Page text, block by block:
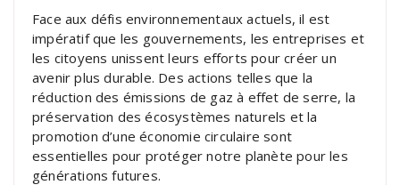
Face aux défis environnementaux actuels, il est
impératif que les gouvernements, les entreprises et
les citoyens unissent leurs efforts pour créer un
avenir plus durable. Des actions telles que la
réduction des émissions de gaz à effet de serre, la
préservation des écosystèmes naturels et la
promotion d’une économie circulaire sont
essentielles pour protéger notre planète pour les
générations futures.